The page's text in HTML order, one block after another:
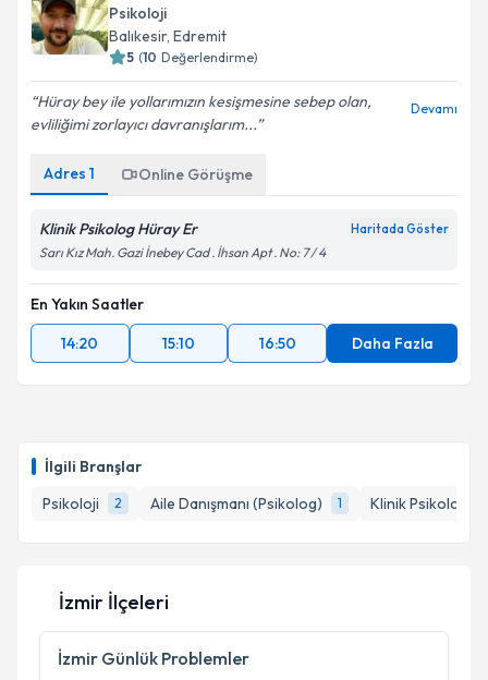
İlgili Branşlar
Psikoloji
2 Aile Danışmanı (Psikolog) 1 Klinik Psikolog
Psikoloji
Balıkesir, Edremit
5 (10 Değerlendirme)
Hüray bey ile yollarımızın kesişmesine sebep olan,
evliliğimi zorlayıcı davranışlarım...
Devamı
Adres 1 Online Görüşme
Klinik Psikolog Hüray Er Haritada Göster
Sarı Kız Mah. Gazi İnebey Cad . İhsan Apt . No: 7 / 4
En Yakın Saatler
14:20
15:10 16:50 Daha Fazla
İzmir İlçeleri
İzmir Günlük Problemler